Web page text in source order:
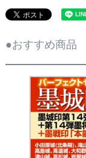
●おすすめ商品